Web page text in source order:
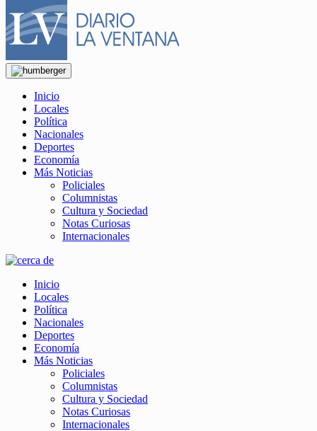
Inicio
Locales
Política
Nacionales
Deportes
Economía
Más Noticias
Policiales
Columnistas
Cultura y Sociedad
Notas Curiosas
Internacionales
Inicio
Locales
Política
Nacionales
Deportes
Economía
Más Noticias
Policiales
Columnistas
Cultura y Sociedad
Notas Curiosas
Internacionales